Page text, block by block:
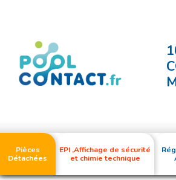
Pièces
Détachées
EPI ,Affichage de sécurité
et chimie technique